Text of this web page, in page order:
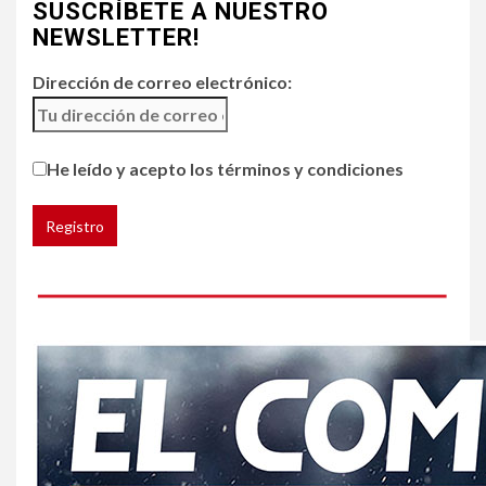
Chipotle retira chiles
jalapeños de varios
5
HOGAR Y SALUD
Generación Z ignora riesgo
de cáncer al broncearse
SUSCRÍBETE A NUESTRO
NEWSLETTER!
Dirección de correo electrónico:
He leído y acepto los términos y condiciones